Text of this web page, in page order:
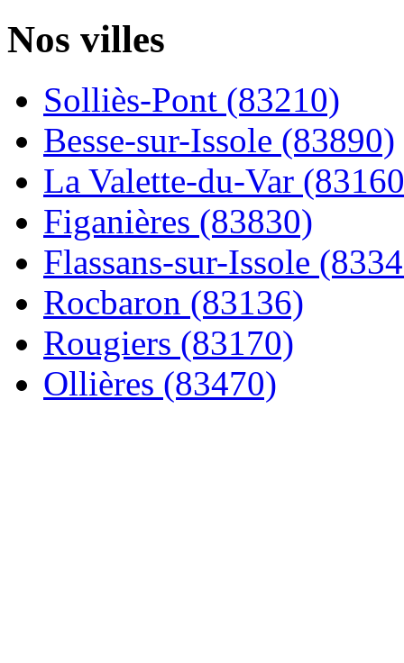
Nos villes
Solliès-Pont (83210)
Besse-sur-Issole (83890)
La Valette-du-Var
Figanières (83830)
Flassans-sur-Issole
Rocbaron (83136)
Rougiers (83170)
Ollières (83470)